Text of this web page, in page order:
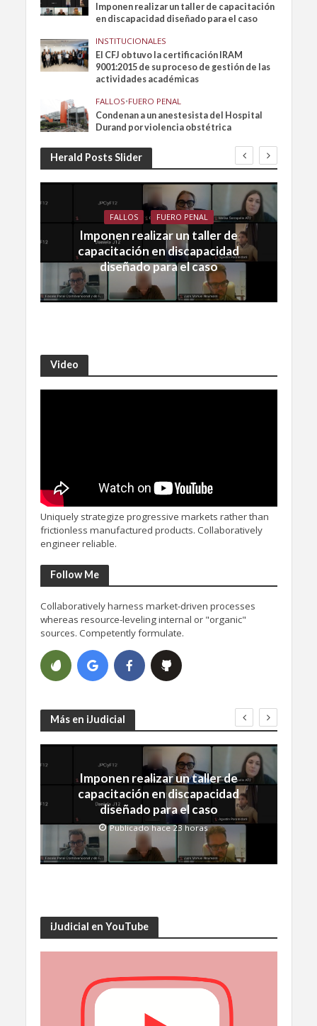
Imponen realizar un taller de capacitación
en discapacidad diseñado para el caso
INSTITUCIONALES
El CFJ obtuvo la certificación IRAM
9001:2015 de su proceso de gestión de las
actividades académicas
FALLOS•FUERO PENAL
Condenan a un anestesista del Hospital
Durand por violencia obstétrica
Herald Posts Slider
FALLOS FUERO PENAL
Imponen realizar un taller de
capacitación en discapacidad
diseñado para el caso
Video
Uniquely strategize progressive markets rather than
frictionless manufactured products. Collaboratively
engineer reliable.
Follow Me
Collaboratively harness market-driven processes
whereas resource-leveling internal or "organic"
sources. Competently formulate.
Más en iJudicial
Imponen realizar un taller de
capacitación en discapacidad
diseñado para el caso
Publicado hace 23 horas
iJudicial en YouTube